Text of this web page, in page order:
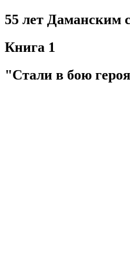
55 лет Даманским
Книга 1
"Стали в бою